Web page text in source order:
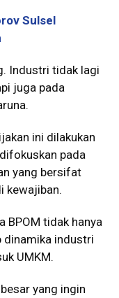
Sulsel
Industri tidak lagi
juga pada
ini dilakukan
pada
yang bersifat
kewajiban.
BPOM tidak hanya
industri
UMKM.
yang ingin